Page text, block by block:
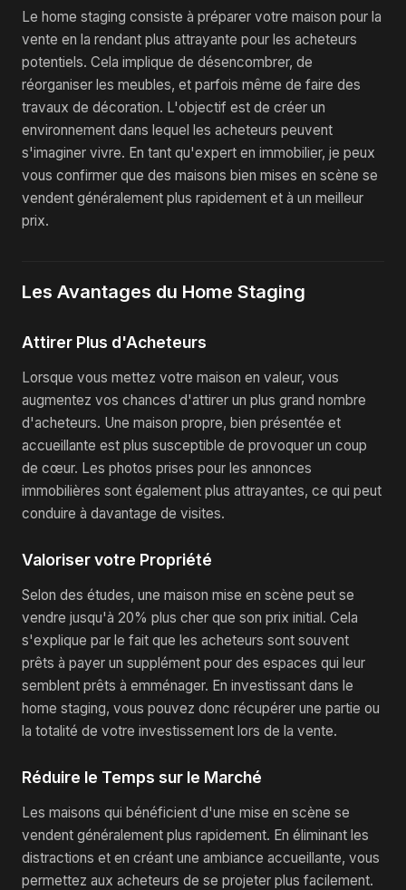
Le home staging consiste à préparer votre maison pour la
vente en la rendant plus attrayante pour les acheteurs
potentiels. Cela implique de désencombrer, de
réorganiser les meubles, et parfois même de faire des
travaux de décoration. L'objectif est de créer un
environnement dans lequel les acheteurs peuvent
s'imaginer vivre. En tant qu'expert en immobilier, je peux
vous confirmer que des maisons bien mises en scène se
vendent généralement plus rapidement et à un meilleur
prix.
Les Avantages du Home Staging
Attirer Plus d'Acheteurs
Lorsque vous mettez votre maison en valeur, vous
augmentez vos chances d'attirer un plus grand nombre
d'acheteurs. Une maison propre, bien présentée et
accueillante est plus susceptible de provoquer un coup
de cœur. Les photos prises pour les annonces
immobilières sont également plus attrayantes, ce qui peut
conduire à davantage de visites.
Valoriser votre Propriété
Selon des études, une maison mise en scène peut se
vendre jusqu'à 20% plus cher que son prix initial. Cela
s'explique par le fait que les acheteurs sont souvent
prêts à payer un supplément pour des espaces qui leur
semblent prêts à emménager. En investissant dans le
home staging, vous pouvez donc récupérer une partie ou
la totalité de votre investissement lors de la vente.
Réduire le Temps sur le Marché
Les maisons qui bénéficient d'une mise en scène se
vendent généralement plus rapidement. En éliminant les
distractions et en créant une ambiance accueillante, vous
permettez aux acheteurs de se projeter plus facilement.